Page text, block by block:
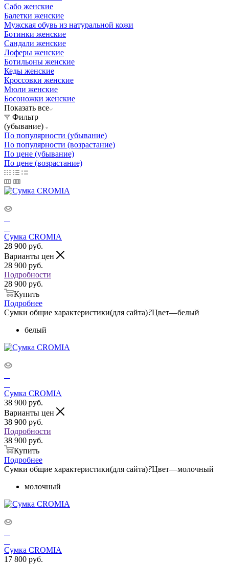
Сабо женские
Балетки женские
Мужская обувь из натуральной кожи
Ботинки женские
Сандали женские
Лоферы женские
Ботильоны женские
Кеды женские
Кроссовки женские
Мюли женские
Босоножки женские
Показать все
Фильтр
(убывание)
По популярности (убывание)
По популярности (возрастание)
По цене (убывание)
По цене (возрастание)
Сумка CROMIA
28 900 руб.
Варианты цен
28 900 руб.
Подробности
28 900 руб.
Купить
Подробнее
Сумки общие характеристики(для сайта)?Цвет—белый
белый
Сумка CROMIA
38 900 руб.
Варианты цен
38 900 руб.
Подробности
38 900 руб.
Купить
Подробнее
Сумки общие характеристики(для сайта)?Цвет—молочный
молочный
Сумка CROMIA
17 800 руб.